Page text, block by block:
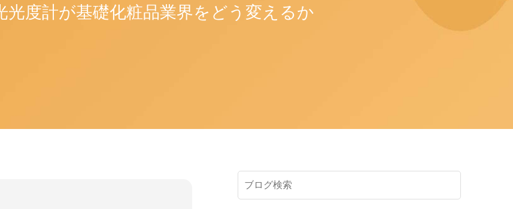
光度計が基礎化粧品業界をどう変えるか